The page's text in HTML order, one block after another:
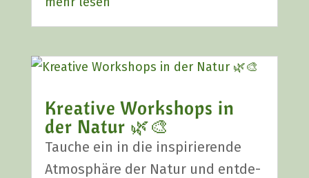
Krea­ti­ve Work­shops in
der Natur 🌿🎨
Tau­che ein in die inspi­rie­ren­de
Atmo­sphä­re der Natur und ent­de­